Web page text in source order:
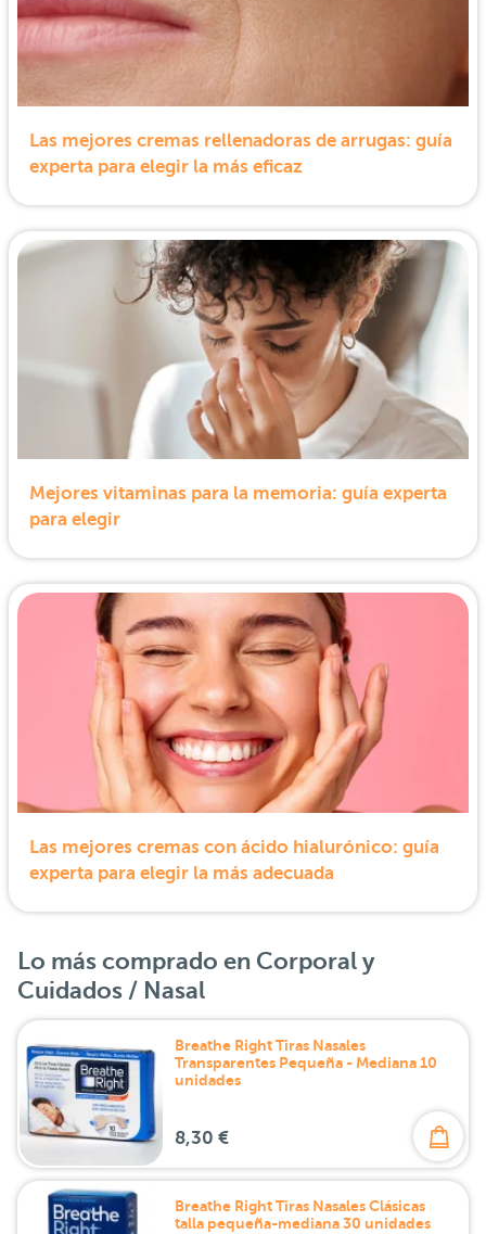
Las mejores cremas rellenadoras de arrugas: guía
experta para elegir la más eficaz
Mejores vitaminas para la memoria: guía experta
para elegir
Las mejores cremas con ácido hialurónico: guía
experta para elegir la más adecuada
Lo más comprado en Corporal y
Cuidados / Nasal
Breathe Right Tiras Nasales
Transparentes Pequeña - Mediana 10
unidades
8,30 €
Breathe Right Tiras Nasales Clásicas
talla pequeña-mediana 30 unidades